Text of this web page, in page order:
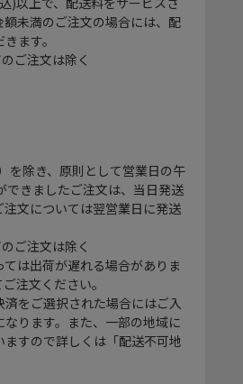
未満のご注文の場合には、配
ます。
ご注文は除く
を除き、原則として営業日の午
きましたご注文は、当日発送
文については翌営業日に発送
ご注文は除く
は出荷が遅れる場合がありま
注文ください。
をご選択された場合にはご入
ります。また、一部の地域に
すので詳しくは「配送不可地